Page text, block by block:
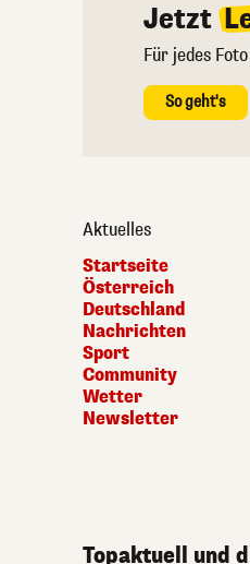
Jetzt
Für jedes
So geht's
Aktuelles
Startseite
Österreich
Deutschland
Nachrichten
Sport
Community
Wetter
Newsletter
Topaktuell und